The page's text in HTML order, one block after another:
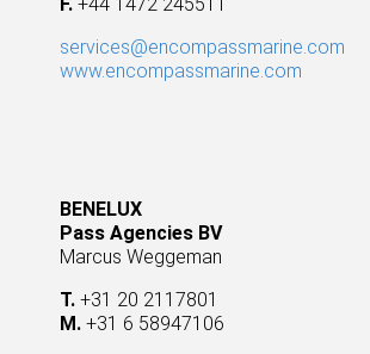
services@encompassmarine.com
www.encompassmarine.com
BENELUX
Pass Agencies BV
Marcus Weggeman
T. +31 20 2117801
M. +31 6 58947106